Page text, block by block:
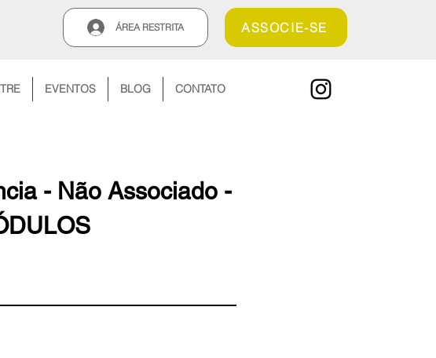
ÁREA RESTRITA ASSOCIE-SE
EVENTOS BLOG CONTATO
- Não Associado -